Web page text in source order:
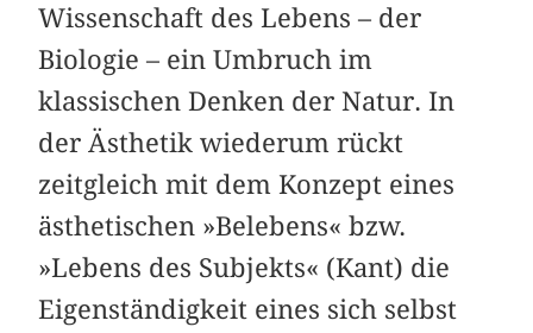
Wissenschaft des Lebens – der
Biologie – ein Umbruch im
klassischen Denken der Natur. In
der Ästhetik wiederum rückt
zeitgleich mit dem Konzept eines
ästhetischen »Belebens« bzw.
»Lebens des Subjekts« (Kant) die
Eigenständigkeit eines sich selbst